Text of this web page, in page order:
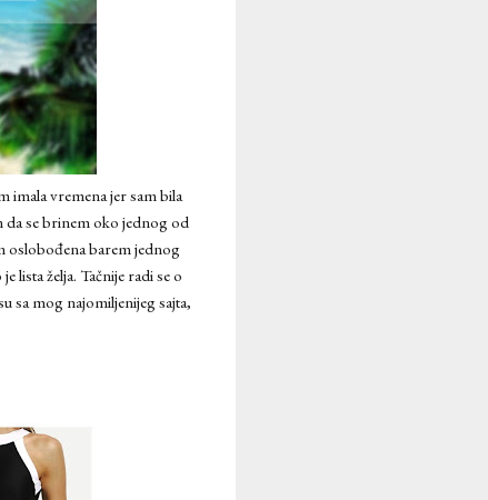
imala vremena jer sam bila
da se brinem oko jednog od
oslobođena barem jednog
lista želja. Tačnije radi se o
sa mog najomiljenijeg sajta,